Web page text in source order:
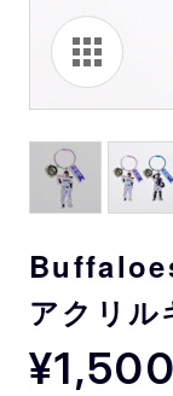
アクリル
¥1,500